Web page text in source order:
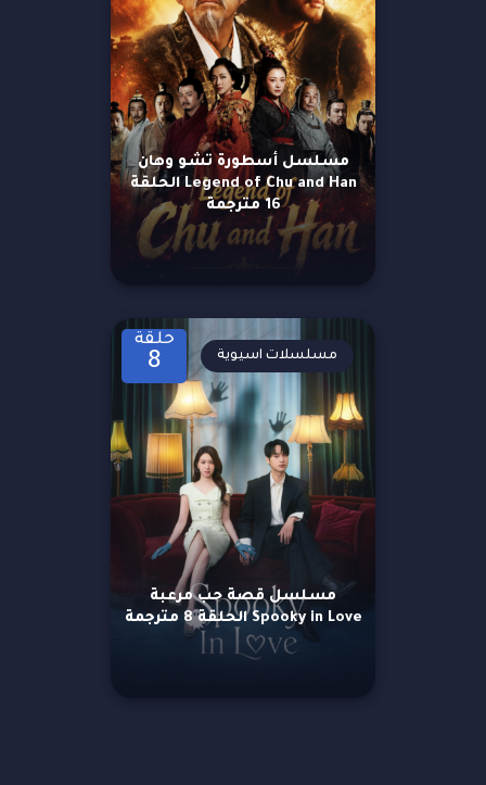
مسلسل أسطورة تشو وهان
Legend of Chu and Han الحلقة
16 مترجمة
حلقة
8
مسلسل قصة حب مرعبة
Spooky in Love الحلقة 8 مترجمة
مسلسلات اسيوية